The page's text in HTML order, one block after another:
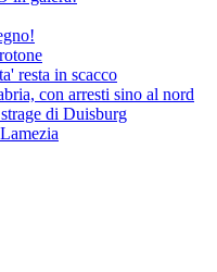
resta in scacco
con arresti sino al nord
di Duisburg